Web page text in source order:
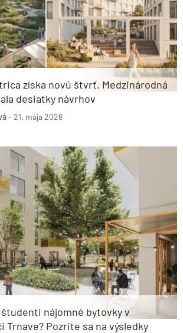
získa novú štvrť. Medzinárodná
desiatky návrhov
- 21. mája 2026
nájomné bytovky v
Trnave? Pozrite sa na výsledky